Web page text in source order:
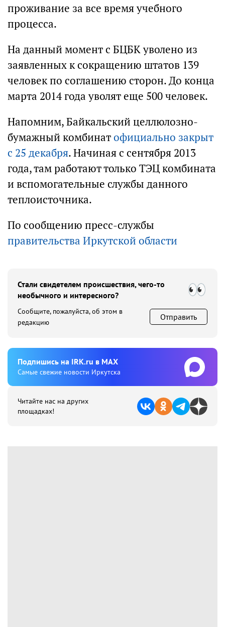
проживание за все время учебного
процесса.
На данный момент с БЦБК уволено из
заявленных к сокращению штатов 139
человек по соглашению сторон. До конца
марта 2014 года уволят еще 500 человек.
Напомним, Байкальский целлюлозно-
бумажный комбинатофициально закрыт
с 25 декабря. Начиная с сентября 2013
года, там работают только ТЭЦ комбината
и вспомогательные службы данного
теплоисточника.
По сообщению пресс-службы
правительства Иркутской области
Стали свидетелем происшествия, чего-то
необычного и интересного?
Сообщите, пожалуйста, об этом в
редакцию
Отправить
Подпишиcь на IRK.ru в MAX
Cамые свежие новости Иркутска
Читайте нас на других
площадках!